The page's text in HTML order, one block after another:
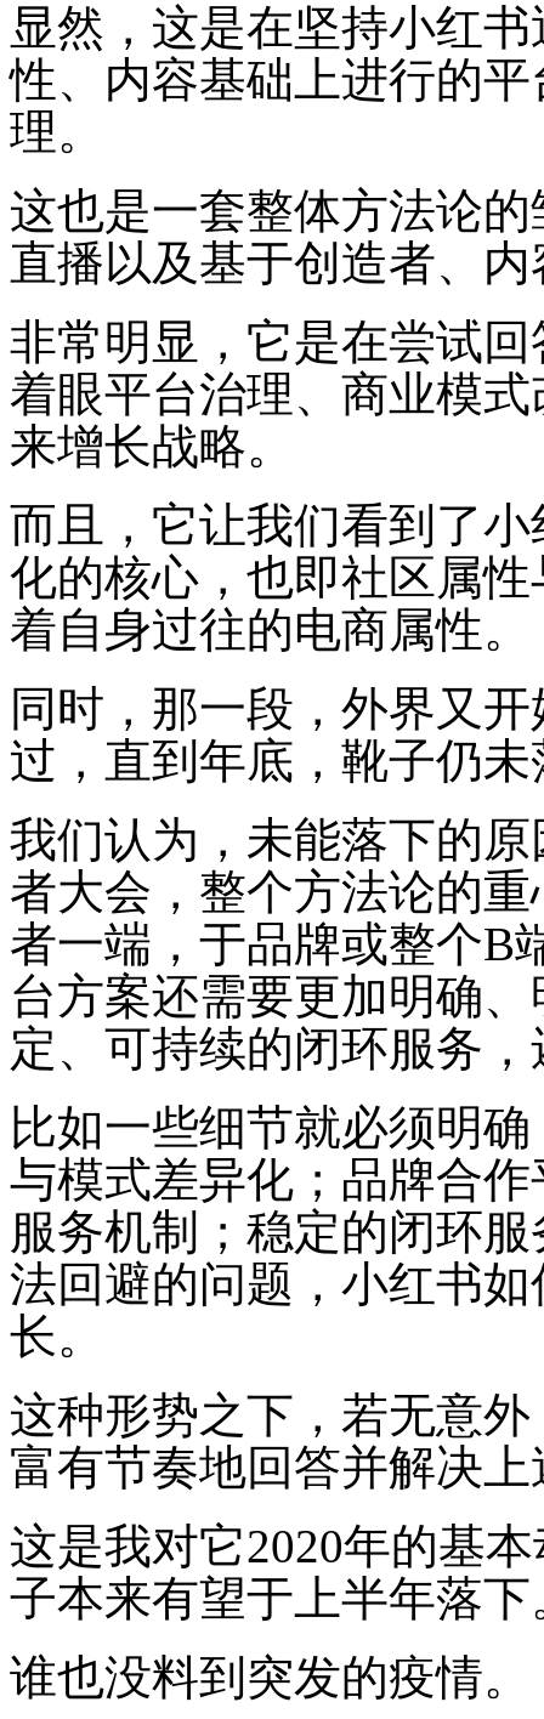
显然，这是在坚持小红
性、内容基础上进行的
理。
这也是一套整体方法论
直播以及基于创造者、
非常明显，它是在尝试
着眼平台治理、商业模
来增长战略。
而且，它让我们看到了
化的核心，也即社区属
着自身过往的电商属性。
同时，那一段，外界又
过，直到年底，靴子仍未
我们认为，未能落下的
者大会，整个方法论的
者一端，于品牌或整个B
台方案还需要更加明确
定、可持续的闭环服务
比如一些细节就必须明
与模式差异化；品牌合
服务机制；稳定的闭环
法回避的问题，小红书
长。
这种形势之下，若无意
富有节奏地回答并解决
这是我对它2020年的基
子本来有望于上半年落下
谁也没料到突发的疫情。